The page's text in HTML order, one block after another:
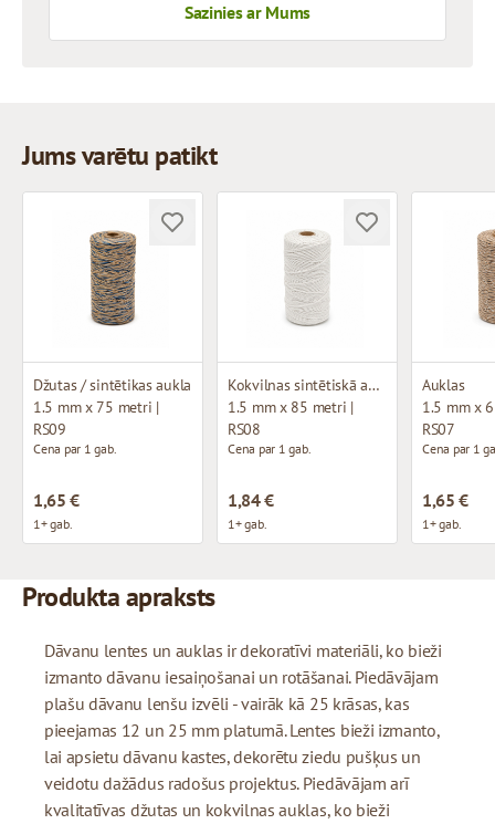
Sazinies ar Mums
Jums varētu patikt
Džutas / sintētikas aukla
1.5 mm x 75 metri |
RS09
Cena par 1 gab.
1,65 €
1+ gab.
Kokvilnas sintētiskā aukla BALTA
1.5 mm x 85 metri |
RS08
Cena par 1 gab.
1,84 €
1+ gab.
Auklas
1.5 mm x
RS07
Cena par 1
1,65 €
1+ gab.
Produkta apraksts
Dāvanu lentes un auklas ir dekoratīvi materiāli, ko bieži
izmanto dāvanu iesaiņošanai un rotāšanai. Piedāvājam
plašu dāvanu lenšu izvēli - vairāk kā 25 krāsas, kas
pieejamas 12 un 25 mm platumā. Lentes bieži izmanto,
lai apsietu dāvanu kastes, dekorētu ziedu pušķus un
veidotu dažādus radošus projektus. Piedāvājam arī
kvalitatīvas džutas un kokvilnas auklas, ko bieži